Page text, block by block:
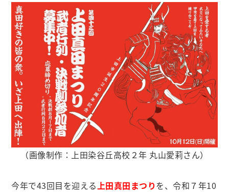
（画像制作：上田染谷丘高校２年 丸山愛莉さん）
今年で43回目を迎える 上田真田まつりを、令和７年10